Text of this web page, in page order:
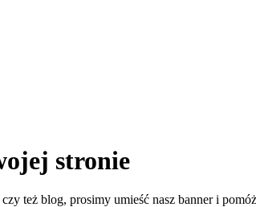
stronie
też blog, prosimy umieść nasz banner i